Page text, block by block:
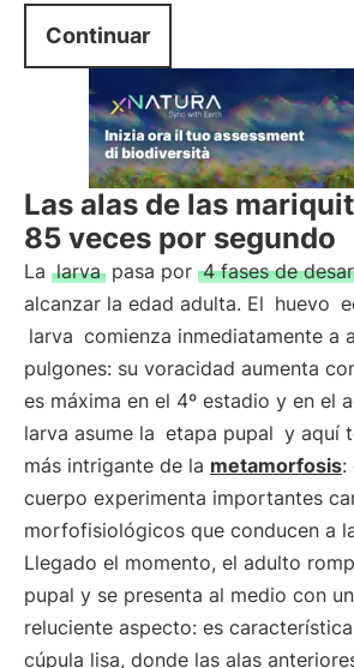
Continuar
Las alas de las
85 veces por segundo
La larva pasa por 4 fases de
alcanzar la edad adulta. El huevo
larva comienza inmediatamente a
pulgones: su voracidad aumenta
es máxima en el 4º estadio y en el
larva asume la etapa pupal y aquí
más intrigante de la metamorfosis:
cuerpo experimenta importantes
morfofisiológicos que conducen a
Llegado el momento, el adulto
pupal y se presenta al medio con
reluciente aspecto: es
cúpula lisa, donde las alas